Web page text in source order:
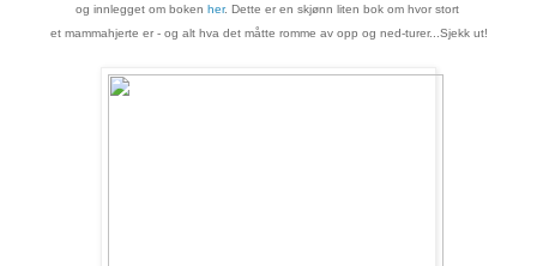
og innlegget om boken her. Dette er en skjønn liten bok om hvor stort
et mammahjerte er - og alt hva det måtte romme av opp og ned-turer...Sjekk ut!